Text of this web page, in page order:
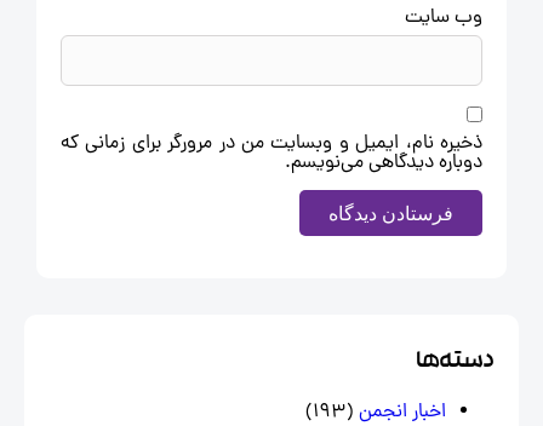
وب‌ سایت
ذخیره نام، ایمیل و وبسایت من در مرورگر برای زمانی که
دوباره دیدگاهی می‌نویسم.
اخبار انجمن(193)